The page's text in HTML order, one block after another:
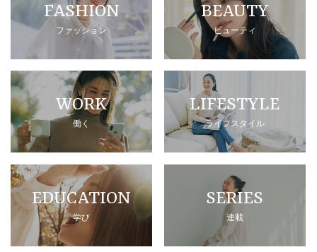
FASHION
ファッション
BEAUTY
ビューティ
WORK
働く
LIFESTYLE
ライフスタイル
EDUCATION
学び
SERIES
連載